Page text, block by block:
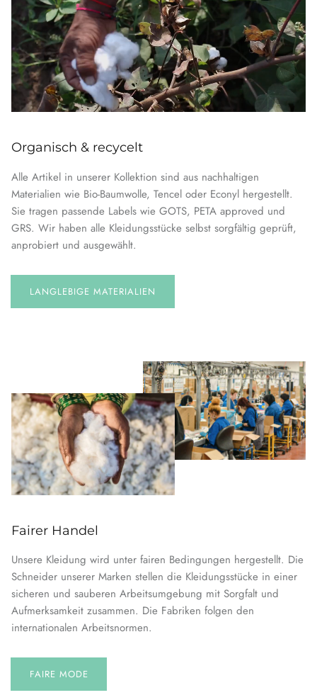
Organisch & recycelt
Alle Artikel in unserer Kollektion sind aus nachhaltigen
Materialien wie Bio-Baumwolle, Tencel oder Econyl hergestellt.
Sie tragen passende Labels wie GOTS, PETA approved und
GRS. Wir haben alle Kleidungsstücke selbst sorgfältig geprüft,
anprobiert und ausgewählt.
LANGLEBIGE MATERIALIEN
Fairer Handel
Unsere Kleidung wird unter fairen Bedingungen hergestellt. Die
Schneider unserer Marken stellen die Kleidungsstücke in einer
sicheren und sauberen Arbeitsumgebung mit Sorgfalt und
Aufmerksamkeit zusammen. Die Fabriken folgen den
internationalen Arbeitsnormen.
FAIRE MODE